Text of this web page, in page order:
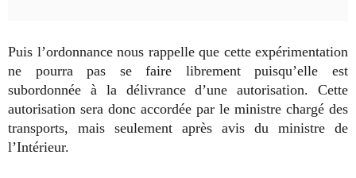
Puis l’ordonnance nous rappelle que cette expérimentation
ne pourra pas se faire librement puisqu’elle est
subordonnée à la délivrance d’une autorisation. Cette
autorisation sera donc accordée par le ministre chargé des
transports, mais seulement après avis du ministre de
l’Intérieur.